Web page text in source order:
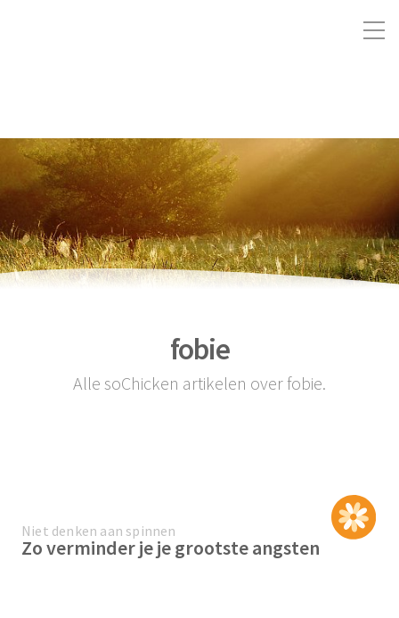
fobie
Alle soChicken artikelen over fobie.
Niet denken aan spinnen
Zo verminder je je grootste angsten